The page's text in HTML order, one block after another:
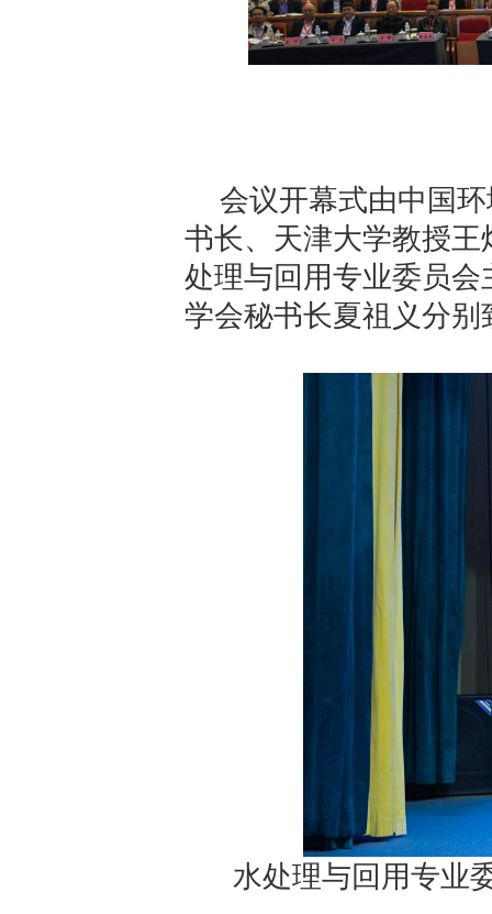
会议开幕式由中国
书长、天津大学教授
处理与回用专业委员
学会秘书长夏祖义分
水处理与回用专业